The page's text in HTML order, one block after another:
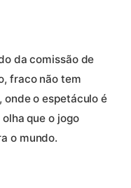
da comissão de
fraco não tem
o espetáculo é
que o jogo
o mundo.